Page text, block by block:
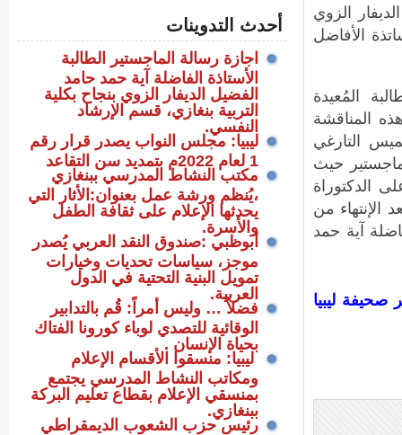
أحدث التدوينات
اجازة رسالة الماجستير الطالبة
الأستاذة الفاضلة آية حمد حامد
الفضيل الديفار الزوي بنجاح بكلية
التربية بنغازي، قسم الإرشاد
النفسي.
ليبيا: مجلس النواب يصدر قرار رقم
1 لعام 2022م بتمديد سن التقاعد
مكتب النشاط المدرسي ببنغازي
،يُنظم ورشة عمل بعنوان:الأثار التي
يحدثها الإعلام على ثقافة الطفل
والأسرة.
أبوظبي :صندوق النقد العربي يُصدر
موجز، سياسات تحديات وخيارات
تمويل البنية التحتية في الدول
العربية.
فضلاً … وليس أمراً: قُم بالتدابير
الوقائية للتصدي لوباء كورونا الفتاك
بحياة الإنسان .
ليبيا: منسقوا الأقسام الإعلام
ومكاتب النشاط المدرسي يجتمع
بمنسقي الإعلام بقطاع تعليم البركة
ببنغازي.
رئيس حزب الشعوب الديمقراطي
الزوي
الأفاضل
المُعيدة
المناقشة
التارغي
حيث
الدكتوراة
الإنتهاء من
آية حمد
ليبيا